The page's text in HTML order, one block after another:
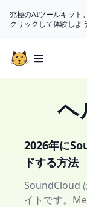
究極のAIツールキット
クリックして体験しよ
Open main
ヘ
2026年に
ドする方法
SoundCloud
イトです。